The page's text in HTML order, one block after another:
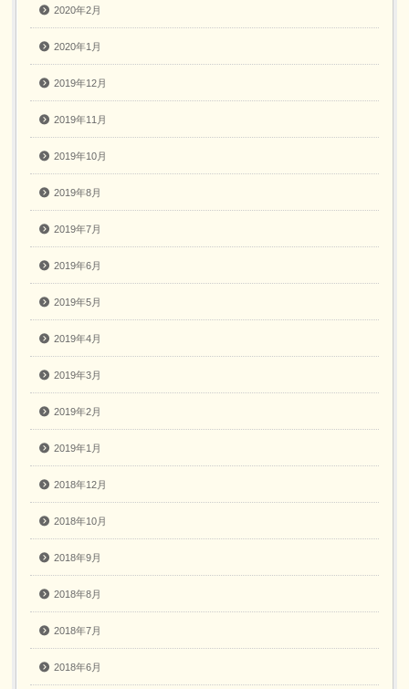
2020年2月
2020年1月
2019年12月
2019年11月
2019年10月
2019年8月
2019年7月
2019年6月
2019年5月
2019年4月
2019年3月
2019年2月
2019年1月
2018年12月
2018年10月
2018年9月
2018年8月
2018年7月
2018年6月